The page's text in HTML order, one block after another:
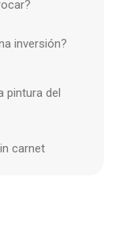
inversión?
pintura del
carnet